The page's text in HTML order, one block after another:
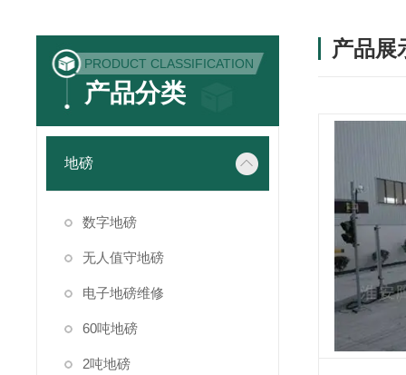
PRODUCT CLASSIFICATION
产品分类
地磅
数字地磅
无人值守地磅
电子地磅维修
60吨地磅
2吨地磅
产品展